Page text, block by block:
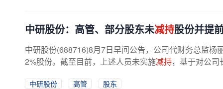
中研股份：高管、部分股东未减持股份并提
中研股份(688716)8月7日早间公告，公司代财务总监
2%股份。截至目前，上述人员未实施减持，基于对公
中研股份 高管
股东